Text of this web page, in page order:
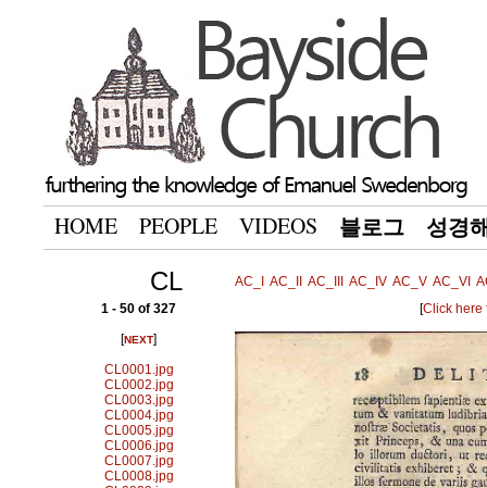
HOME PEOPLE VIDEOS 블로그 성경
CL AC_I AC_II AC_III AC_IV AC_V AC_VI
1 - 50 of 327
[NEXT]
CL0001.jpg
CL0002.jpg
CL0003.jpg
CL0004.jpg
CL0005.jpg
CL0006.jpg
CL0007.jpg
CL0008.jpg
[Click here